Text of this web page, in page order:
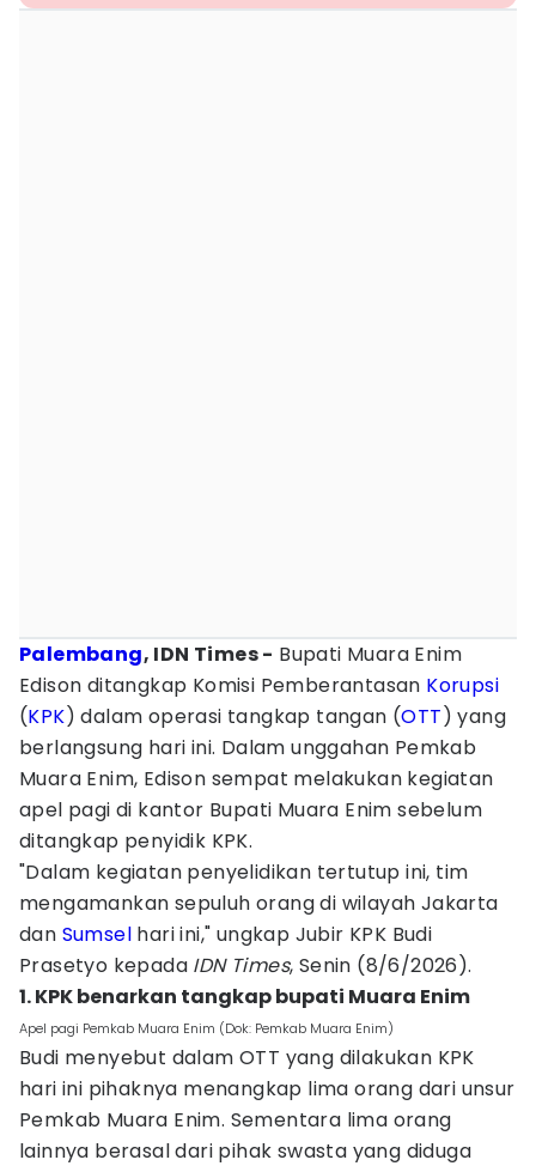
Palembang, IDN Times - Bupati Muara Enim
Edison ditangkap Komisi Pemberantasan Korupsi
(KPK) dalam operasi tangkap tangan (OTT) yang
berlangsung hari ini. Dalam unggahan Pemkab
Muara Enim, Edison sempat melakukan kegiatan
apel pagi di kantor Bupati Muara Enim sebelum
ditangkap penyidik KPK.
"Dalam kegiatan penyelidikan tertutup ini, tim
mengamankan sepuluh orang di wilayah Jakarta
dan Sumsel hari ini," ungkap Jubir KPK Budi
Prasetyo kepada IDN Times, Senin (8/6/2026).
1. KPK benarkan tangkap bupati Muara Enim
Apel pagi Pemkab Muara Enim (Dok: Pemkab Muara Enim)
Budi menyebut dalam OTT yang dilakukan KPK
hari ini pihaknya menangkap lima orang dari unsur
Pemkab Muara Enim. Sementara lima orang
lainnya berasal dari pihak swasta yang diduga